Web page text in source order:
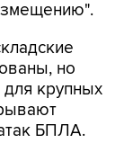
крупных
БПЛА.